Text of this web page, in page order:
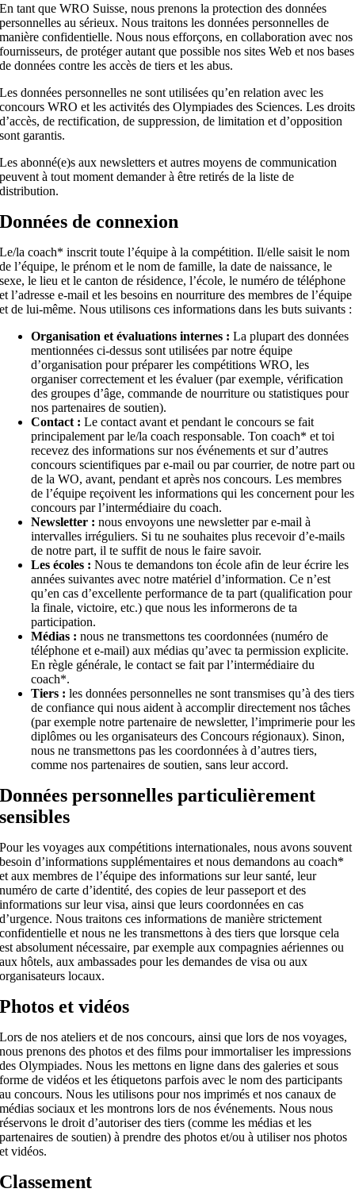
En tant que WRO Suisse, nous prenons la protection des données
personnelles au sérieux. Nous traitons les données personnelles de
manière confidentielle. Nous nous efforçons, en collaboration avec nos
fournisseurs, de protéger autant que possible nos sites Web et nos bases
de données contre les accès de tiers et les abus.
Les données personnelles ne sont utilisées qu’en relation avec les
concours WRO et les activités des Olympiades des Sciences. Les droits
d’accès, de rectification, de suppression, de limitation et d’opposition
sont garantis.
Les abonné(e)s aux newsletters et autres moyens de communication
peuvent à tout moment demander à être retirés de la liste de
distribution.
Données de connexion
Le/la coach* inscrit toute l’équipe à la compétition. Il/elle saisit le nom
de l’équipe, le prénom et le nom de famille, la date de naissance, le
sexe, le lieu et le canton de résidence, l’école, le numéro de téléphone
et l’adresse e-mail et les besoins en nourriture des membres de l’équipe
et de lui-même. Nous utilisons ces informations dans les buts suivants :
Organisation et évaluations internes :La plupart des données
mentionnées ci-dessus sont utilisées par notre équipe
d’organisation pour préparer les compétitions WRO, les
organiser correctement et les évaluer (par exemple, vérification
des groupes d’âge, commande de nourriture ou statistiques pour
nos partenaires de soutien).
Contact :Le contact avant et pendant le concours se fait
principalement par le/la coach responsable. Ton coach* et toi
recevez des informations sur nos événements et sur d’autres
concours scientifiques par e-mail ou par courrier, de notre part ou
de la WO, avant, pendant et après nos concours. Les membres
de l’équipe reçoivent les informations qui les concernent pour les
concours par l’intermédiaire du coach.
Newsletter : nous envoyons une newsletter par e-mail à
intervalles irréguliers. Si tu ne souhaites plus recevoir d’e-mails
de notre part, il te suffit de nous le faire savoir.
Les écoles :Nous te demandons ton école afin de leur écrire les
années suivantes avec notre matériel d’information. Ce n’est
qu’en cas d’excellente performance de ta part (qualification pour
la finale, victoire, etc.) que nous les informerons de ta
participation.
Médias :nous ne transmettons tes coordonnées (numéro de
téléphone et e-mail) aux médias qu’avec ta permission explicite.
En règle générale, le contact se fait par l’intermédiaire du
coach*.
Tiers :les données personnelles ne sont transmises qu’à des tiers
de confiance qui nous aident à accomplir directement nos tâches
(par exemple notre partenaire de newsletter, l’imprimerie pour les
diplômes ou les organisateurs des Concours régionaux). Sinon,
nous ne transmettons pas les coordonnées à d’autres tiers,
comme nos partenaires de soutien, sans leur accord.
Données personnelles particulièrement
sensibles
Pour les voyages aux compétitions internationales, nous avons souvent
besoin d’informations supplémentaires et nous demandons au coach*
et aux membres de l’équipe des informations sur leur santé, leur
numéro de carte d’identité, des copies de leur passeport et des
informations sur leur visa, ainsi que leurs coordonnées en cas
d’urgence. Nous traitons ces informations de manière strictement
confidentielle et nous ne les transmettons à des tiers que lorsque cela
est absolument nécessaire, par exemple aux compagnies aériennes ou
aux hôtels, aux ambassades pour les demandes de visa ou aux
organisateurs locaux.
Photos et vidéos
Lors de nos ateliers et de nos concours, ainsi que lors de nos voyages,
nous prenons des photos et des films pour immortaliser les impressions
des Olympiades. Nous les mettons en ligne dans des galeries et sous
forme de vidéos et les étiquetons parfois avec le nom des participants
au concours. Nous les utilisons pour nos imprimés et nos canaux de
médias sociaux et les montrons lors de nos événements. Nous nous
réservons le droit d’autoriser des tiers (comme les médias et les
partenaires de soutien) à prendre des photos et/ou à utiliser nos photos
et vidéos.
Classement